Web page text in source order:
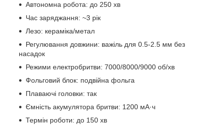
Автономна робота: до 250 хв
Час заряджання: ~3 рік
Лезо: кераміка/метал
Регулювання довжини: важіль для 0.5-2.5 мм без
насадок
Режими електробритви: 7000/8000/9000 об/хв
Фольговий блок: подвійна фольга
Плаваючі головки: так
Ємність акумулятора бритви: 1200 мА·ч
Термін роботи: до 150 хв